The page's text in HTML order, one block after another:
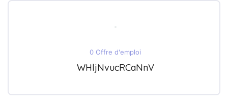
0 Offre d'emploi
WHljNvucRCaNnV